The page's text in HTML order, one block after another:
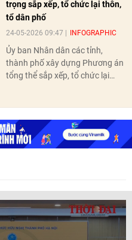
trọng sắp xếp, tổ chức lại thôn,
tổ dân phố
24-05-2026 09:47 INFOGRAPHIC
Ủy ban Nhân dân các tỉnh,
thành phố xây dựng Phương án
tổng thể sắp xếp, tổ chức lại